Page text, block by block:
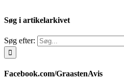
Søg i artikelarkivet
Søg efter:
Facebook.com/GraastenAvis